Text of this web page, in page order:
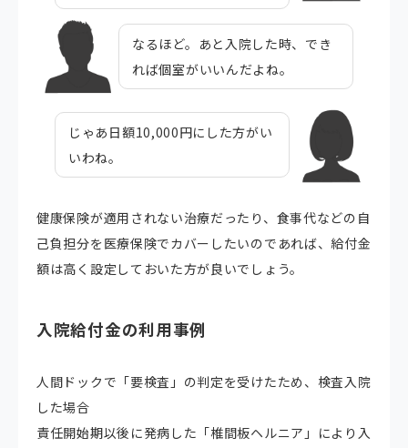
なるほど。あと入院した時、でき
れば個室がいいんだよね。
じゃあ日額10,000円にした方がい
いわね。
健康保険が適用されない治療だったり、食事代などの自
己負担分を医療保険でカバーしたいのであれば、給付金
額は高く設定しておいた方が良いでしょう。
入院給付金の利用事例
人間ドックで「要検査」の判定を受けたため、検査入院
した場合
責任開始期以後に発病した「椎間板ヘルニア」により入